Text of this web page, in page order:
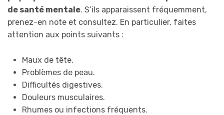
de santé mentale. S’ils apparaissent fréquemment,
prenez-en note et consultez. En particulier, faites
attention aux points suivants :
Maux de tête.
Problèmes de peau.
Difficultés digestives.
Douleurs musculaires.
Rhumes ou infections fréquents.